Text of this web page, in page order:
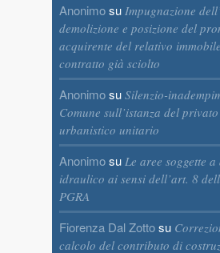
Anonimosu Impugnazione
demolizione e posizione del
acquirente del relativo
contratto già sciolto
Anonimosu Silenzio-
Comune sull’istanza del
urbanistico unitario
Anonimosu Le aree soggette a
idraulico ai sensi dell’art. 8
PGRA
Fiorenza Dal Zottosu
calcolo del contributo di